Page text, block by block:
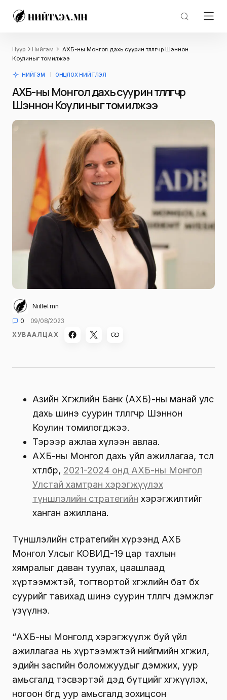
Нүүр Нийгэм
АХБ-ны Монгол дахь суурин төлөөлөгчөөр Шэннон
Коулиныг томилжээ
НИЙГЭМ ОНЦЛОХ НИЙТЛЭЛ
АХБ-ны Монгол дахь суурин төлөөлөгчөөр
Шэннон Коулиныг томилжээ
Niitlel.mn
0
09/08/2023
ХУВААЛЦАХ
Азийн Хөгжлийн Банк (АХБ)-ны манай улс
дахь шинэ суурин төлөөлөгчөөр Шэннон
Коулин томилогджээ.
Тэрээр ажлаа хүлээн авлаа.
АХБ-ны Монгол дахь үйл ажиллагаа, төсөл
хөтөлбөр, 2021-2024 онд АХБ-ны Монгол
Улстай хамтран хэрэгжүүлэх
түншлэлийн стратегийн хэрэгжилтийг
ханган ажиллана.
Түншлэлийн стратегийн хүрээнд АХБ
Монгол Улсыг КОВИД-19 цар тахлын
хямралыг даван туулах, цаашлаад
хүртээмжтэй, тогтвортой хөгжлийн бат бөх
суурийг тавихад шинэ суурин төлөөлөгч дэмжлэг
үзүүлнэ.
“АХБ-ны Монголд хэрэгжүүлж буй үйл
ажиллагаа нь хүртээмжтэй нийгмийн хөгжил,
эдийн засгийн боломжуудыг дэмжих, уур
амьсгалд тэсвэртэй дэд бүтцийг хөгжүүлэх,
ногоон бөгөөд уур амьсгалд зохицсон